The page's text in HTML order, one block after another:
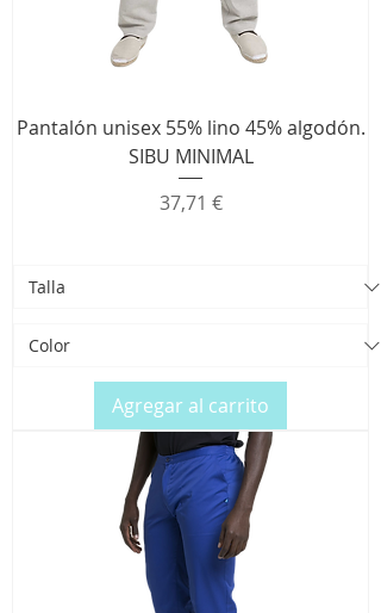
Pantalón unisex 55% lino 45% algodón.
SIBU MINIMAL
Precio
37,71 €
Agregar al carrito